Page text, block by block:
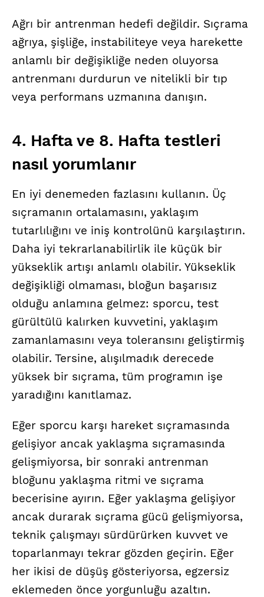
Ağrı bir antrenman hedefi değildir. Sıçrama
ağrıya, şişliğe, instabiliteye veya harekette
anlamlı bir değişikliğe neden oluyorsa
antrenmanı durdurun ve nitelikli bir tıp
veya performans uzmanına danışın.
4. Hafta ve 8. Hafta testleri
nasıl yorumlanır
En iyi denemeden fazlasını kullanın. Üç
sıçramanın ortalamasını, yaklaşım
tutarlılığını ve iniş kontrolünü karşılaştırın.
Daha iyi tekrarlanabilirlik ile küçük bir
yükseklik artışı anlamlı olabilir. Yükseklik
değişikliği olmaması, bloğun başarısız
olduğu anlamına gelmez: sporcu, test
gürültülü kalırken kuvvetini, yaklaşım
zamanlamasını veya toleransını geliştirmiş
olabilir. Tersine, alışılmadık derecede
yüksek bir sıçrama, tüm programın işe
yaradığını kanıtlamaz.
Eğer sporcu karşı hareket sıçramasında
gelişiyor ancak yaklaşma sıçramasında
gelişmiyorsa, bir sonraki antrenman
bloğunu yaklaşma ritmi ve sıçrama
becerisine ayırın. Eğer yaklaşma gelişiyor
ancak durarak sıçrama gücü gelişmiyorsa,
teknik çalışmayı sürdürürken kuvvet ve
toparlanmayı tekrar gözden geçirin. Eğer
her ikisi de düşüş gösteriyorsa, egzersiz
eklemeden önce yorgunluğu azaltın.